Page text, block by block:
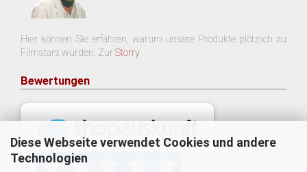
Diese Webseite verwendet Cookies und andere
Technologien
Hier können Sie erfahren, warum unsere Produkte plötzlich zu
Filmstars wurden. ZurStorry
Bewertungen